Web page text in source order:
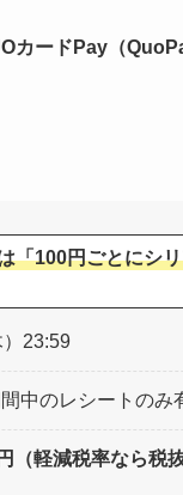
カードPay（
「100円ごとにシ
23:59
中のレシートのみ
（軽減税率なら税